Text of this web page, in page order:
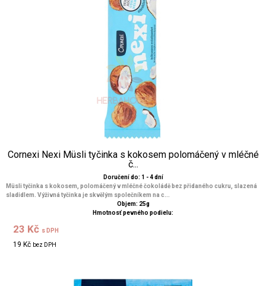
Cornexi Nexi Müsli tyčinka s kokosem polomáčený v mléčné
č...
Doručení do: 1 - 4 dní
Müsli tyčinka s kokosem, polomáčený v mléčné čokoládě bez přidaného cukru, slazená
sladidlem. Výživná tyčinka je skvělým společníkem na c...
Objem: 25g
Hmotnosť pevného podielu:
23 Kč s DPH
19 Kč bez DPH